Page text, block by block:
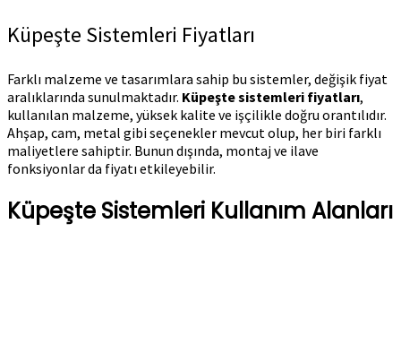
Küpeşte Sistemleri Fiyatları
Farklı malzeme ve tasarımlara sahip bu sistemler, değişik fiyat
aralıklarında sunulmaktadır. Küpeşte sistemleri fiyatları,
kullanılan malzeme, yüksek kalite ve işçilikle doğru orantılıdır.
Ahşap, cam, metal gibi seçenekler mevcut olup, her biri farklı
maliyetlere sahiptir. Bunun dışında, montaj ve ilave
fonksiyonlar da fiyatı etkileyebilir.
Küpeşte Sistemleri Kullanım Alanları